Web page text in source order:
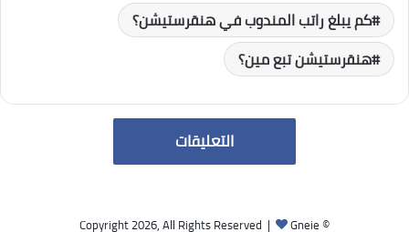
كم يبلغ راتب المندوب في هنقرستيشن؟
هنقرستيشن تبع مين؟
التعليقات
© Copyright 2026, All Rights Reserved |
Gneie